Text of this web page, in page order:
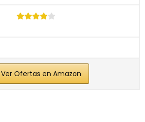
Ver Ofertas en Amazon